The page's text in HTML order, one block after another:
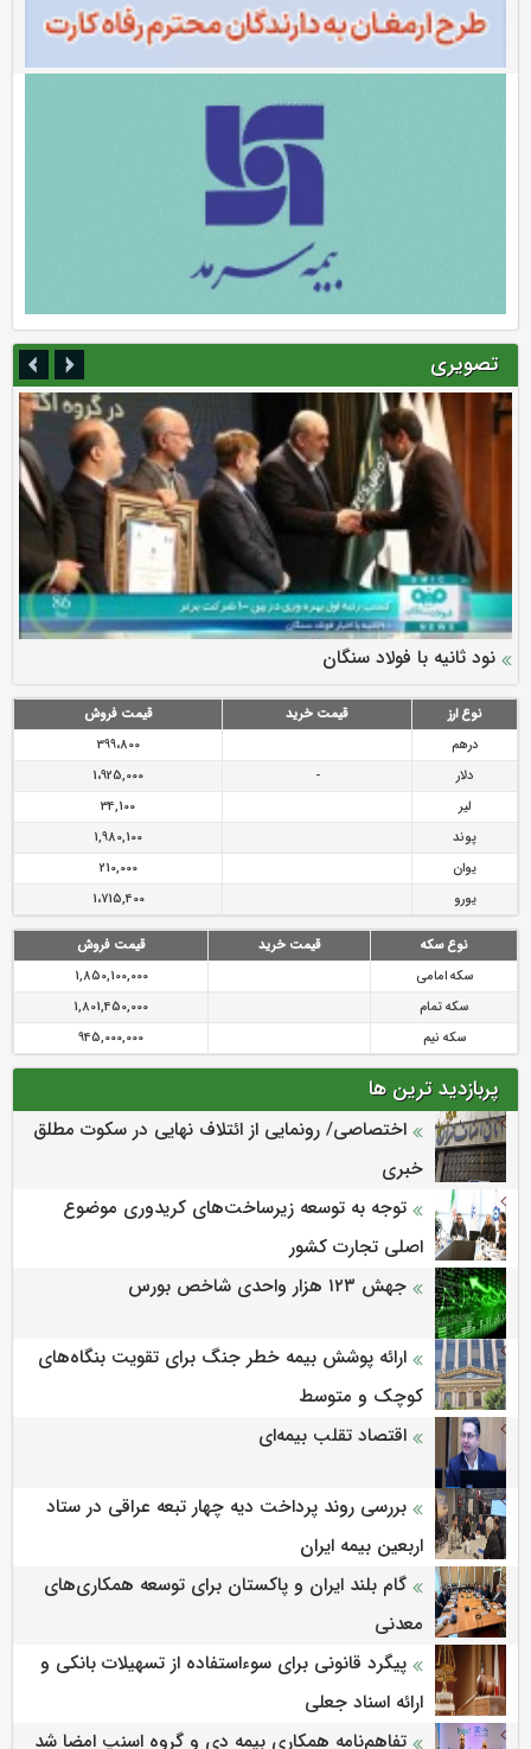
تصویری
ارزش سهام عدالت بالا رفت
سرمایه بیمه کوثر به ۴ همت می‌رسد
نود ثانیه با فولاد سنگان
تقدیر دبیرکل سندیکای بیمه گران ایران از اقدامات مدیرعامل بیمه
رازی
توصیه های رئیس پلیس فتا به مشتریان بانک ها در مورد
پیشگیری از سرقت های مجازی
نوع ارز قیمت خرید
قیمت فروش
درهم
399،800
دلار
-
1،925,000
لیر
34,100
پوند
1,980,100
یوان
210,000
یورو
1،715,400
نوع سکه قیمت خرید
قیمت فروش
سکه امامی
1,850,100,000
سکه تمام
1,801,450,000
سکه نیم
945,000,000
پربازدید ترین ها
اختصاصی/ رونمایی از ائتلاف‌ نهایی در سکوت مطلق
خبری
توجه به توسعه زیرساخت‌های کریدوری موضوع
اصلی تجارت کشور
جهش ۱۲۳ هزار واحدی شاخص بورس
ارائه پوشش بیمه خطر جنگ برای تقویت بنگاه‌های
کوچک و متوسط
اقتصاد تقلب بیمه‌ای
بررسی روند پرداخت دیه چهار تبعه عراقی در ستاد
اربعین بیمه ایران
گام بلند ایران و پاکستان برای توسعه همکاری‌های
معدنی
پیگرد قانونی برای سوءاستفاده از تسهیلات بانکی و
ارائه اسناد جعلی
تفاهم‌نامه همکاری بیمه دی و گروه اسنپ امضا شد